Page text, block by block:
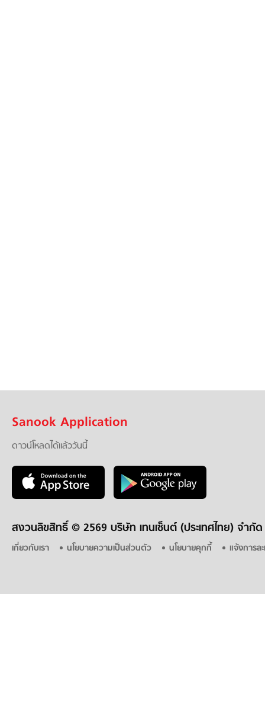
Sanook Application
ดาวน์โหลดได้แล้ววันนี้
สงวนลิขสิทธิ์ © 2569 บริษัท เทนเซ็นต์ (ประเทศไทย) จำกัด
เกี่ยวกับเรา นโยบายความเป็นส่วนตัว นโยบายคุกกี้ แจ้งการล